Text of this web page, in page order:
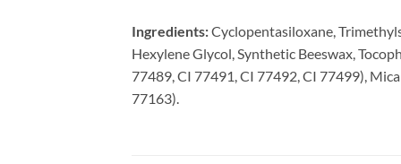
Ingredients:Cyclopentasiloxane,
Hexylene Glycol, Synthetic Beeswax,
77489, CI 77491, CI 77492, CI 77499),
77163).